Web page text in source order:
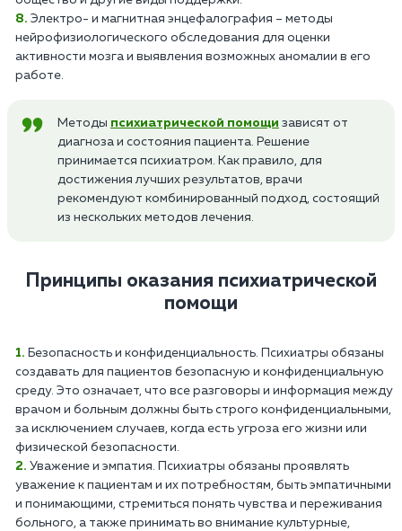
Электро- и магнитная энцефалография – методы
нейрофизиологического обследования для оценки
активности мозга и выявления возможных аномалии в его
работе.
Методы психиатрической помощи зависят от
диагноза и состояния пациента. Решение
принимается психиатром. Как правило, для
достижения лучших результатов, врачи
рекомендуют комбинированный подход, состоящий
из нескольких методов лечения.
Принципы оказания психиатрической
помощи
Безопасность и конфиденциальность. Психиатры обязаны
создавать для пациентов безопасную и конфиденциальную
среду. Это означает, что все разговоры и информация между
врачом и больным должны быть строго конфиденциальными,
за исключением случаев, когда есть угроза его жизни или
физической безопасности.
Уважение и эмпатия. Психиатры обязаны проявлять
уважение к пациентам и их потребностям, быть эмпатичными
и понимающими, стремиться понять чувства и переживания
больного, а также принимать во внимание культурные,